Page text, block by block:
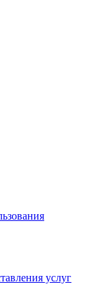
услуг